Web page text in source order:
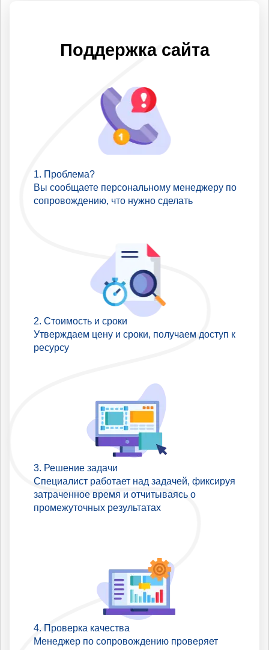
Поддержка сайта
Проблема?
Вы сообщаете персональному менеджеру по
сопровождению, что нужно сделать
Стоимость и сроки
Утверждаем цену и сроки, получаем доступ к
ресурсу
Решение задачи
Специалист работает над задачей, фиксируя
затраченное время и отчитываясь о
промежуточных результатах
Проверка качества
Менеджер по сопровождению проверяет